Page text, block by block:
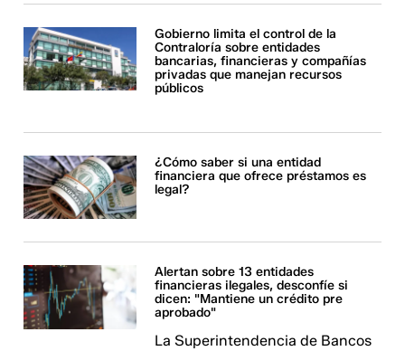
Gobierno limita el control de la
Contraloría sobre entidades
bancarias, financieras y compañías
privadas que manejan recursos
públicos
¿Cómo saber si una entidad
financiera que ofrece préstamos es
legal?
Alertan sobre 13 entidades
financieras ilegales, desconfíe si
dicen: "Mantiene un crédito pre
aprobado"
La Superintendencia de Bancos